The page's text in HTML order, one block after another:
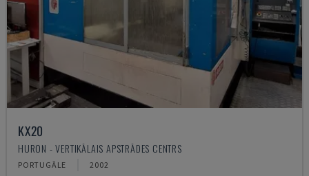
KX20
HURON - VERTIKĀLAIS APSTRĀDES CENTRS
PORTUGĀLE 2002